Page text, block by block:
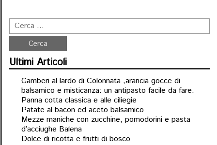
Ultimi Articoli
Gamberi al lardo di Colonnata ,arancia gocce di
balsamico e misticanza: un antipasto facile da fare.
Panna cotta classica e alle ciliegie
Patate al bacon ed aceto balsamico
Mezze maniche con zucchine, pomodorini e pasta
d’acciughe Balena
Dolce di ricotta e frutti di bosco